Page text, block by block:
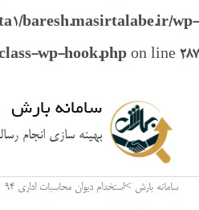
baresh.masirtalabe.ir/wp-
wp-hook.php on line 287
سامانه بارش
بهینه سازی انجام
سامانه بارش >استخدام دیوان محاسبات اداری 94